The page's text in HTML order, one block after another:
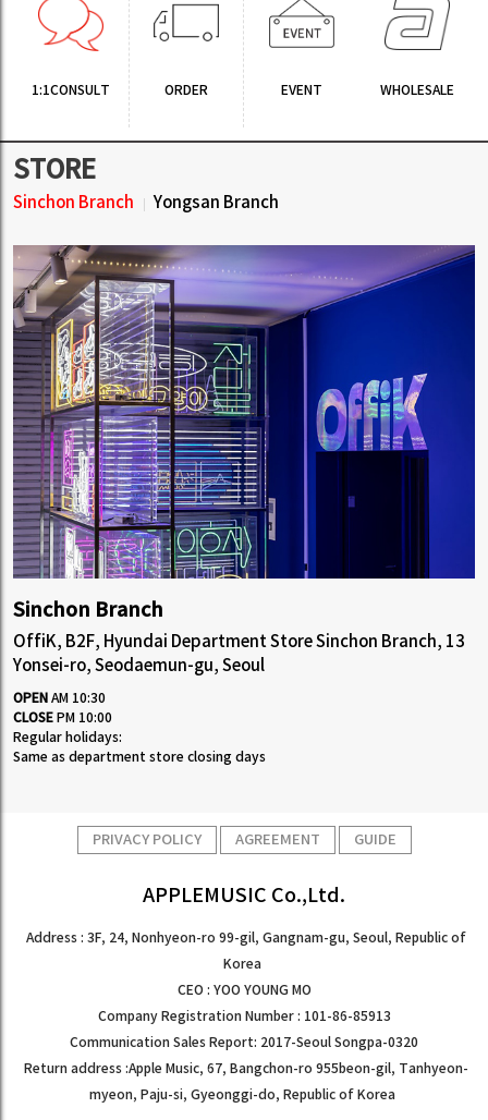
1:1CONSULT ORDER EVENT WHOLESALE
STORE
Sinchon Branch Yongsan Branch
Sinchon Branch
OffiK, B2F, Hyundai Department Store Sinchon Branch, 13
Yonsei-ro, Seodaemun-gu, Seoul
OPEN AM 10:30
CLOSE PM 10:00
Regular holidays:
Same as department store closing days
PRIVACY POLICY AGREEMENT GUIDE
APPLEMUSIC Co.,Ltd.
Address : 3F, 24, Nonhyeon-ro 99-gil, Gangnam-gu, Seoul, Republic of
Korea
CEO : YOO YOUNG MO
Company Registration Number : 101-86-85913
Communication Sales Report: 2017-Seoul Songpa-0320
Return address :Apple Music, 67, Bangchon-ro 955beon-gil, Tanhyeon-
myeon, Paju-si, Gyeonggi-do, Republic of Korea